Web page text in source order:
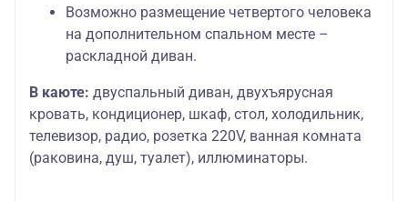
Возможно размещение четвертого человека
на дополнительном спальном месте –
раскладной диван.
В каюте: двуспальный диван, двухъярусная
кровать, кондиционер, шкаф, стол, холодильник,
телевизор, радио, розетка 220V, ванная комната
(раковина, душ, туалет), иллюминаторы.